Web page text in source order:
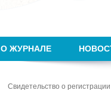
О ЖУРНАЛЕ
Свидетельство о